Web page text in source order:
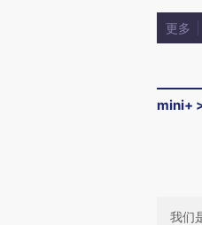
更多
mini+
我们